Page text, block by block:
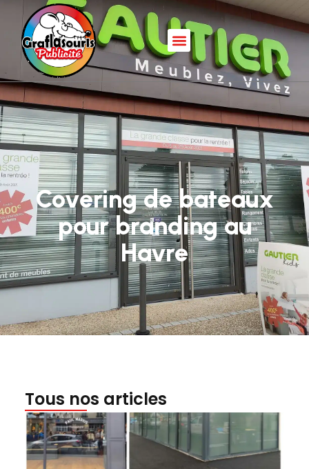
Covering de bateaux
pour branding au
Havre
Tous nos articles